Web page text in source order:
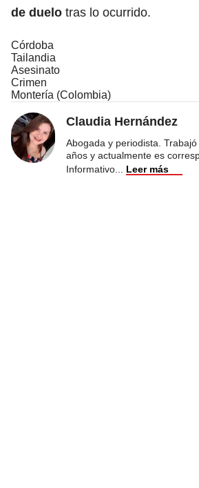
de duelo tras lo ocurrido.
Córdoba
Tailandia
Asesinato
Crimen
Montería (Colombia)
Claudia Hernández
Abogada y periodista.
años y actualmente es
Informativo
Leer más